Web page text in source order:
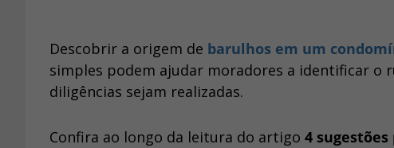
Descobrir a origem de barulhos em um
simples podem ajudar moradores a identificar o
diligências sejam realizadas.
Confira ao longo da leitura do artigo 4